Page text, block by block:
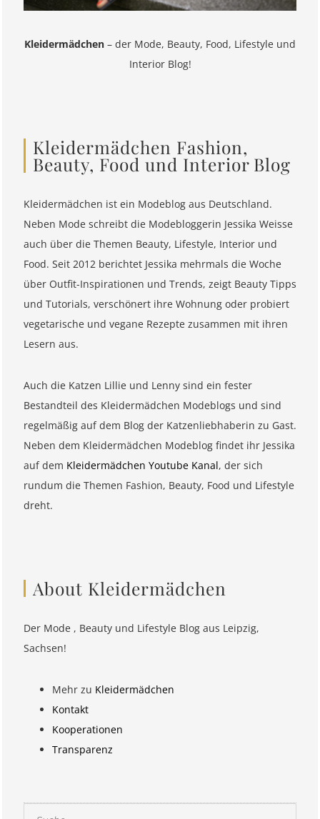
Kleidermädchen – der Mode, Beauty, Food, Lifestyle und
Interior Blog!
Kleidermädchen Fashion,
Beauty, Food und Interior Blog
Kleidermädchen ist ein Modeblog aus Deutschland.
Neben Mode schreibt die Modebloggerin Jessika Weisse
auch über die Themen Beauty, Lifestyle, Interior und
Food. Seit 2012 berichtet Jessika mehrmals die Woche
über Outfit-Inspirationen und Trends, zeigt Beauty Tipps
und Tutorials, verschönert ihre Wohnung oder probiert
vegetarische und vegane Rezepte zusammen mit ihren
Lesern aus.
Auch die Katzen Lillie und Lenny sind ein fester
Bestandteil des Kleidermädchen Modeblogs und sind
regelmäßig auf dem Blog der Katzenliebhaberin zu Gast.
Neben dem Kleidermädchen Modeblog findet ihr Jessika
auf dem Kleidermädchen Youtube Kanal, der sich
rundum die Themen Fashion, Beauty, Food und Lifestyle
dreht.
About Kleidermädchen
Der Mode , Beauty und Lifestyle Blog aus Leipzig,
Sachsen!
Mehr zu Kleidermädchen
Kontakt
Kooperationen
Transparenz